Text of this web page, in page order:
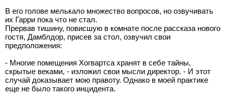
В его голове мелькало множество вопросов, но озвучивать
их Гарри пока что не стал.
Прервав тишину, повисшую в комнате после рассказа нового
гостя, Дамблдор, присев за стол, озвучил свои
предположения:
- Многие помещения Хогвартса хранят в себе тайны,
скрытые веками, - изложил свои мысли директор. - И этот
случай доказывает мою правоту. Однако в моей практике
еще не было такого инцидента.